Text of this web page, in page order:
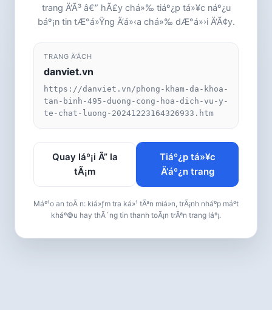
trang Ä‘Ã³ â€” hÃ£y chá»‰ tiáº¿p tá»¥c náº¿u
báº¡n tin tÆ°á»Ÿng Ä‘á»‹a chá»‰ dÆ°á»›i Ä‘Ã¢y.
TRANG Ä‘Ã­CH
danviet.vn
https://danviet.vn/phong-kham-da-khoa-
tan-binh-495-duong-cong-hoa-dich-vu-y-
te-chat-luong-20241223164326933.htm
Quay láº¡i Ã” la
tÃ¡m
Tiáº¿p tá»¥c
Ä‘áº¿n trang
Máº¹o an toÃ n: kiá»ƒm tra ká»¹ tÃªn miá»n, trÃ¡nh nháº­p máº­t
kháº©u hay thÃ´ng tin thanh toÃ¡n trÃªn trang láº¡.